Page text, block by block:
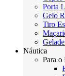
Porta
Gelo
Tiro
Náutica
Para o